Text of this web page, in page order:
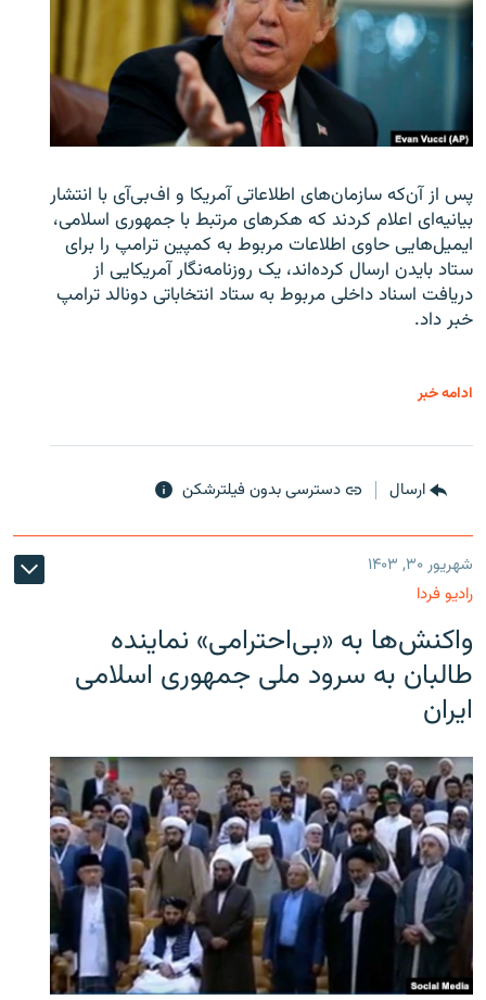
پس از آن‌که سازمان‌های اطلاعاتی آمریکا و اف‌بی‌آی با انتشار
بیانیه‌ای اعلام کردند که هکرهای مرتبط با جمهوری اسلامی،
ایمیل‌هایی حاوی اطلاعات مربوط به کمپین ترامپ را برای
ستاد بایدن ارسال کرده‌اند، یک روزنامه‌نگار آمریکایی از
دریافت اسناد داخلی مربوط به ستاد انتخاباتی دونالد ترامپ
خبر داد.
ادامه خبر
ارسال دسترسی بدون فیلترشکن
شهریور ۳۰, ۱۴۰۳
رادیو فردا
واکنش‌ها به «بی‌احترامی» نماینده
طالبان به سرود ملی جمهوری اسلامی
ایران